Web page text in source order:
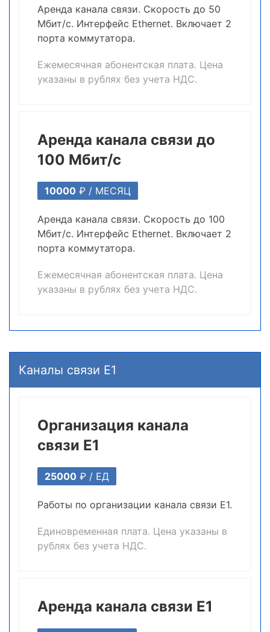
Аренда канала связи. Скорость до 50
Мбит/c. Интерфейс Ethernet. Включает 2
порта коммутатора.
Ежемесячная абонентская плата. Цена
указаны в рублях без учета НДС.
Аренда канала связи до
100 Мбит/c
10000 ₽ / МЕСЯЦ
Аренда канала связи. Скорость до 100
Мбит/c. Интерфейс Ethernet. Включает 2
порта коммутатора.
Ежемесячная абонентская плата. Цена
указаны в рублях без учета НДС.
Каналы связи E1
Организация канала
связи E1
25000 ₽ / ЕД
Работы по организации канала связи E1.
Единовременная плата. Цена указаны в
рублях без учета НДС.
Аренда канала связи E1